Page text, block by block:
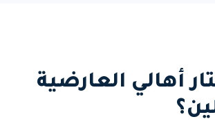
أهالي العارضية